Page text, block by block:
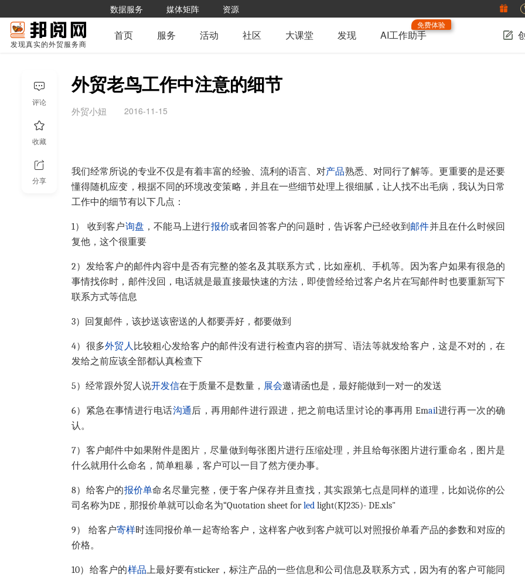
数据服务 媒体矩阵 资源
发现真实的外贸服务商
首页 服务 活动 社区 大课堂 发现 AI工作助手
免费体验
外贸老鸟工作中注意的细节
外贸小妞 2016-11-15
我们经常所说的专业不仅是有着丰富的经验、流利的语言、对产品熟悉、对同行了解等。更重要的是还要
懂得随机应变，根据不同的环境改变策略，并且在一些细节处理上很细腻，让人找不出毛病，我认为日常
工作中的细节有以下几点：
1） 收到客户询盘 ，不能马上进行报价或者回答客户的问题时，告诉客户已经收到 邮件并且在什么时候回
复他，这个很重要
2）发给客户的邮件内容中是否有完整的签名及其联系方式，比如座机、手机等。因为客户如果有很急的
事情找你时，邮件没回，电话就是最直接最快速的方法，即使曾经给过客户名片在写邮件时也要重新写下
联系方式等信息
3）回复邮件，该抄送该密送的人都要弄好，都要做到
4）很多外贸人 比较粗心发给客户的邮件没有进行检查内容的拼写、语法等就发给客户，这是不对的，在
发给之前应该全部都认真检查下
5）经常跟外贸人说开发信在于质量不是数量， 展会邀请函也是，最好能做到一对一的发送
6）紧急在事情进行电话沟通 后，再用邮件进行跟进，把之前电话里讨论的事再用 Email进行再一次的确
认。
7）客户邮件中如果附件是图片，尽量做到每张图片进行压缩处理，并且给每张图片进行重命名，图片是
什么就用什么命名，简单粗暴，客户可以一目了然方便办事。
8）给客户的报价单命名尽量完整，便于客户保存并且查找，其实跟第七点是同样的道理，比如说你的公
司名称为DE，那报价单就可以命名为“Quotation sheet forled light(KJ235)- DE.xls"
9） 给客户寄样时连同报价单一起寄给客户，这样客户收到客户就可以对照报价单看产品的参数和对应的
价格。
10）给客户的样品上最好要有sticker，标注产品的一些信息和公司信息及联系方式，因为有的客户可能同
评论
收藏
分享